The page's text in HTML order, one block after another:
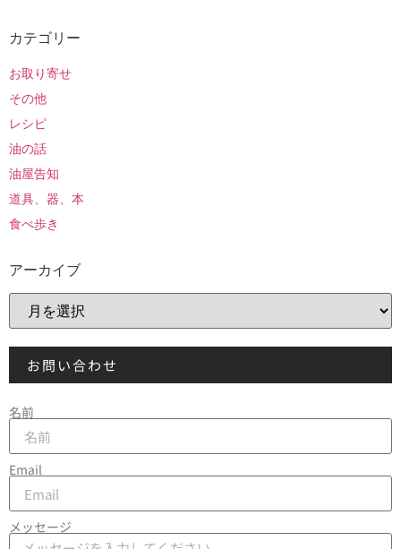
カテゴリー
お取り寄せ
その他
レシピ
油の話
油屋告知
道具、器、本
食べ歩き
アーカイブ
お問い合わせ
名前
Email
メッセージ